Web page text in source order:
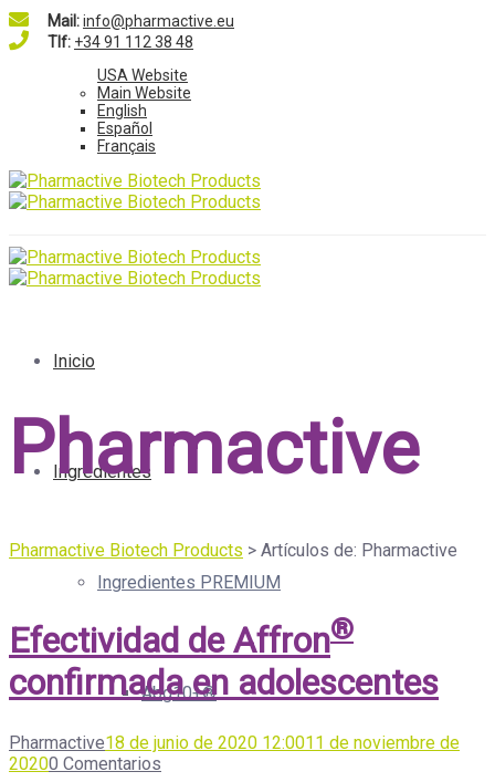
Mail:info@pharmactive.eu
Tlf: +34 91 112 38 48
USA Website
Main Website
English
Español
Français
Inicio
Ingredientes
Ingredientes PREMIUM
Abg10+®
Pharmactive
Pharmactive Biotech Products > Artículos de: Pharmactive
Efectividad de Affron®
confirmada en adolescentes
Pharmactive18 de junio de 2020 12:0011 de noviembre de
20200 Comentarios